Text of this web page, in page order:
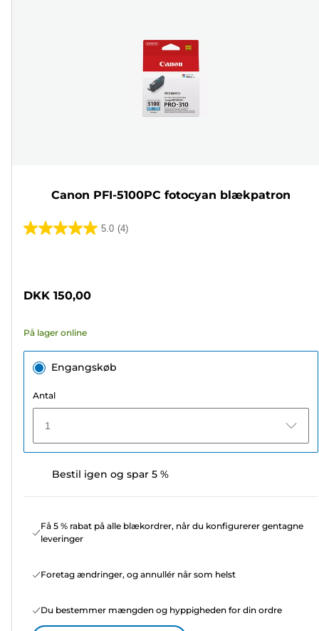
Canon PFI-5100PC fotocyan blækpatron
5.0 (4)
5.0
stjerner.
anmeldelser
DKK 150,00
På lager online
Engangskøb
Antal
1
Bestil igen og spar 5 %
Få 5 % rabat på alle blækordrer, når du konfigurerer gentagne
leveringer
Foretag ændringer, og annullér når som helst
Du bestemmer mængden og hyppigheden for din ordre